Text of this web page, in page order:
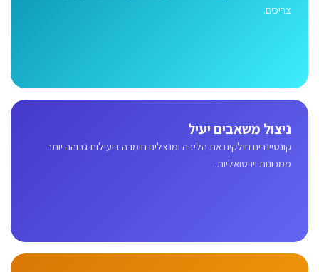
צריכים.
ניצול משאבים יעיל
קונטיינרים חולקים את הליבה ומנצלים חומרה ביעילות גבוהה יותר
ממכונות וירטואליות.